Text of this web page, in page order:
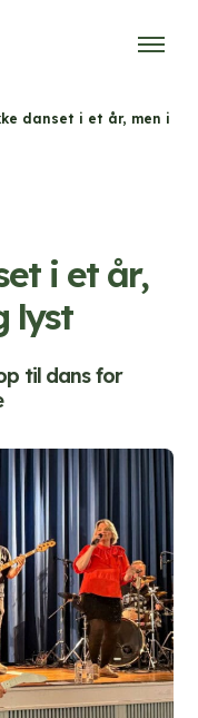
danset i et år, men i
i et år,
lyst
til dans for